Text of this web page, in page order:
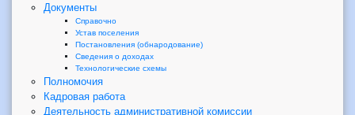
Документы
Справочно
Устав поселения
Постановления (обнародование)
Сведения о доходах
Технологические схемы
Полномочия
Кадровая работа
Деятельность административной комиссии